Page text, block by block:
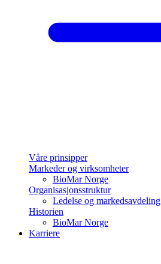
Våre prinsipper
Markeder og virksomheter
BioMar Norge
Organisasjonsstruktur
Ledelse og markedsavdeling
Historien
BioMar Norge
Karriere